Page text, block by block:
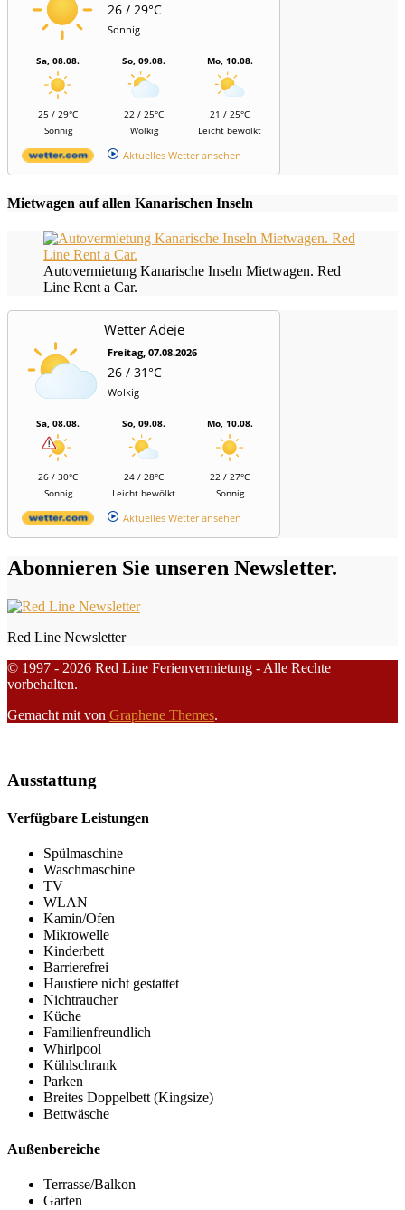
26 / 29°C
Sonnig
Sa, 08.08.
25 / 29°C
Sonnig
So, 09.08.
22 / 25°C
Wolkig
Mo, 10.08.
21 / 25°C
Leicht bewölkt
Aktuelles Wetter ansehen
Mietwagen auf allen Kanarischen Inseln
Autovermietung Kanarische Inseln Mietwagen. Red
Line Rent a Car.
Wetter Adeje
Freitag, 07.08.2026
26 / 31°C
Wolkig
Sa, 08.08.
26 / 30°C
Sonnig
So, 09.08.
24 / 28°C
Leicht bewölkt
Mo, 10.08.
22 / 27°C
Sonnig
Aktuelles Wetter ansehen
Abonnieren Sie unseren Newsletter.
Red Line Newsletter
© 1997 - 2026 Red Line Ferienvermietung - Alle Rechte
vorbehalten.
Gemacht mit von Graphene Themes.
Ausstattung
Verfügbare Leistungen
Spülmaschine
Waschmaschine
TV
WLAN
Kamin/Ofen
Mikrowelle
Kinderbett
Barrierefrei
Haustiere nicht gestattet
Nichtraucher
Küche
Familienfreundlich
Whirlpool
Kühlschrank
Parken
Breites Doppelbett (Kingsize)
Bettwäsche
Außenbereiche
Terrasse/Balkon
Garten